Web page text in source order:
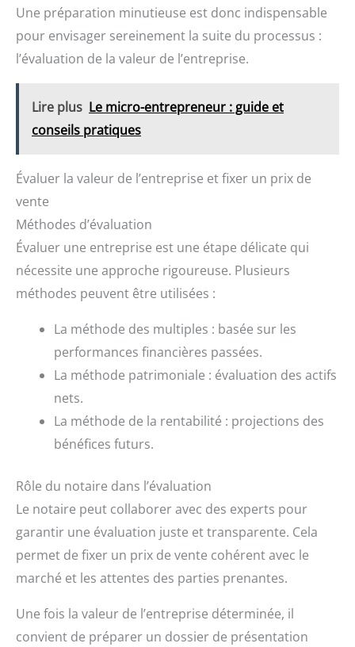
Une préparation minutieuse est donc indispensable
pour envisager sereinement la suite du processus :
l’évaluation de la valeur de l’entreprise.
Lire plus Le micro-entrepreneur : guide et
conseils pratiques
Évaluer la valeur de l’entreprise et fixer un prix de
vente
Méthodes d’évaluation
Évaluer une entreprise est une étape délicate qui
nécessite une approche rigoureuse. Plusieurs
méthodes peuvent être utilisées :
La méthode des multiples : basée sur les
performances financières passées.
La méthode patrimoniale : évaluation des actifs
nets.
La méthode de la rentabilité : projections des
bénéfices futurs.
Rôle du notaire dans l’évaluation
Le notaire peut collaborer avec des experts pour
garantir une évaluation juste et transparente. Cela
permet de fixer un prix de vente cohérent avec le
marché et les attentes des parties prenantes.
Une fois la valeur de l’entreprise déterminée, il
convient de préparer un dossier de présentation